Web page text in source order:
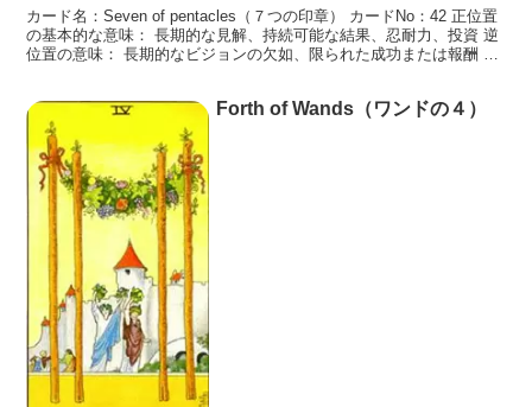
カード名：Seven of pentacles（７つの印章） カードNo：42 正位置
の基本的な意味： 長期的な見解、持続可能な結果、忍耐力、投資 逆
位置の意味： 長期的なビジョンの欠如、限られた成功または報酬 カ
Forth of Wands（ワンドの４）